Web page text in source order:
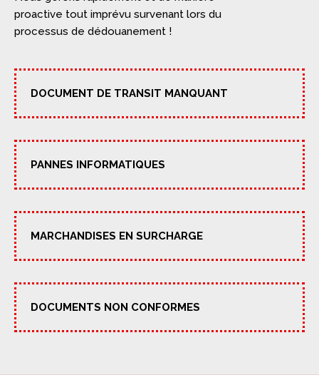
proactive tout imprévu survenant lors du
processus de dédouanement !
DOCUMENT DE TRANSIT MANQUANT
PANNES INFORMATIQUES
MARCHANDISES EN SURCHARGE
DOCUMENTS NON CONFORMES